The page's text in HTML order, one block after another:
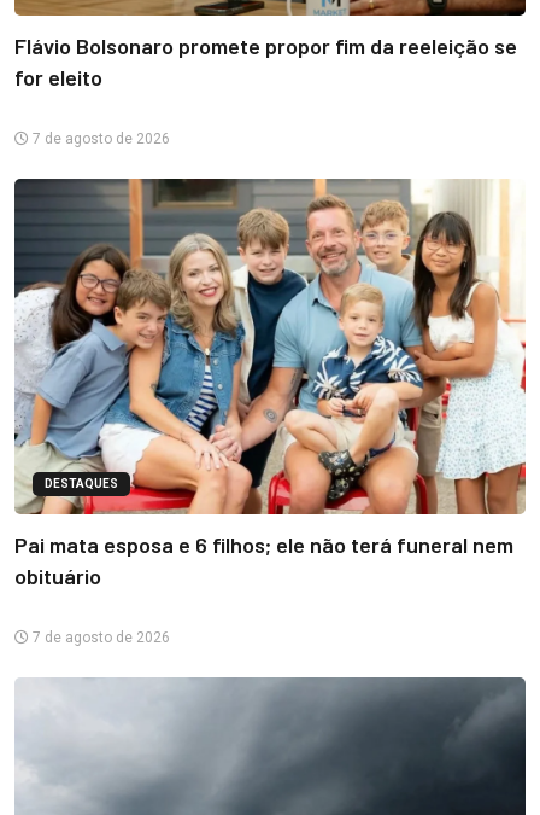
Flávio Bolsonaro promete propor fim da reeleição se
for eleito
7 de agosto de 2026
DESTAQUES
Pai mata esposa e 6 filhos; ele não terá funeral nem
obituário
7 de agosto de 2026